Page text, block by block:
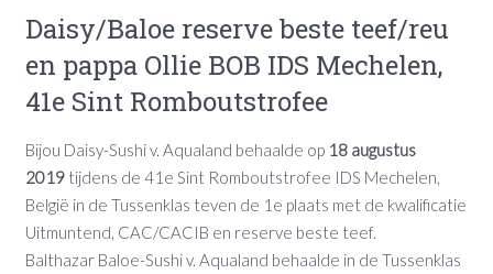
Daisy/Baloe reserve beste teef/reu
en pappa Ollie BOB IDS Mechelen,
41e Sint Romboutstrofee
Bijou Daisy-Sushi v. Aqualand behaalde op 18 augustus
2019tijdens de 41e Sint Romboutstrofee IDS Mechelen,
België in de Tussenklas teven de 1e plaats met de kwalificatie
Uitmuntend, CAC/CACIB en reserve beste teef.
Balthazar Baloe-Sushi v. Aqualand behaalde in de Tussenklas